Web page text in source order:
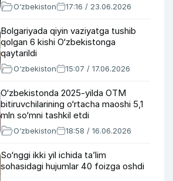
O‘zbekiston 17:16 / 23.06.2026
Bolgariyada qiyin vaziyatga tushib
qolgan 6 kishi O‘zbekistonga
qaytarildi
O‘zbekiston 15:07 / 17.06.2026
O‘zbekistonda 2025-yilda OTM
bitiruvchilarining o‘rtacha maoshi 5,1
mln so‘mni tashkil etdi
O‘zbekiston 18:58 / 16.06.2026
So‘nggi ikki yil ichida ta’lim
sohasidagi hujumlar 40 foizga oshdi